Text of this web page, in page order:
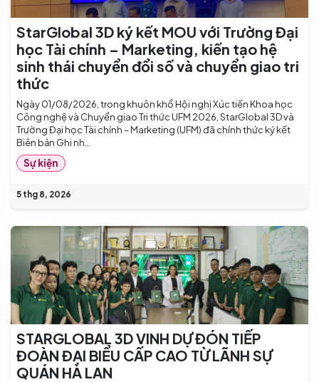
StarGlobal 3D ký kết MOU với Trường Đại
học Tài chính – Marketing, kiến tạo hệ
sinh thái chuyển đổi số và chuyển giao tri
thức
Ngày 01/08/2026, trong khuôn khổ Hội nghị Xúc tiến Khoa học
Công nghệ và Chuyển giao Tri thức UFM 2026, StarGlobal 3D và
Trường Đại học Tài chính – Marketing (UFM) đã chính thức ký kết
Biên bản Ghi nh...
Sự kiện
5 thg 8, 2026
STARGLOBAL 3D VINH DỰ ĐÓN TIẾP
ĐOÀN ĐẠI BIỂU CẤP CAO TỪ LÃNH SỰ
QUÁN HÀ LAN